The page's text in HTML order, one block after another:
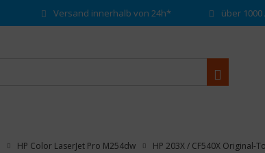
Versand innerhalb von 24h* über
HP Color LaserJet Pro M254dw HP 203X / CF540X Original-